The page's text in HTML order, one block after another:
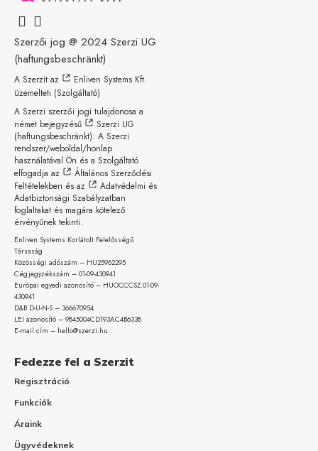
Szerzői jog @ 2024 Szerzi UG
(haftungsbeschränkt)
A Szerzit az
Enliven Systems Kft.
üzemelteti (Szolgáltató)
A Szerzi szerzői jogi tulajdonosa a
német bejegyzésű
Szerzi UG
(haftungsbeschränkt). A Szerzi
rendszer/weboldal/honlap
használatával Ön és a Szolgáltató
elfogadja az
Általános Szerződési
Feltételekben és az
Adatvédelmi és
Adatbiztonsági Szabályzatban
foglaltakat és magára kötelező
érvényűnek tekinti.
Enliven Systems Korlátolt Felelősségű
Társaság
Közösségi adószám – HU25962295
Cégjegyzékszám – 01-09-430941
Európai egyedi azonosító – HUOCCCSZ.01-09-
430941
D&B D-U-N-S – 366670954
LEI azonosító – 9845004CD193AC4B6338
E-mail cím – hello@szerzi.hu
Fedezze fel a Szerzit
Regisztráció
Funkciók
Áraink
Ügyvédeknek